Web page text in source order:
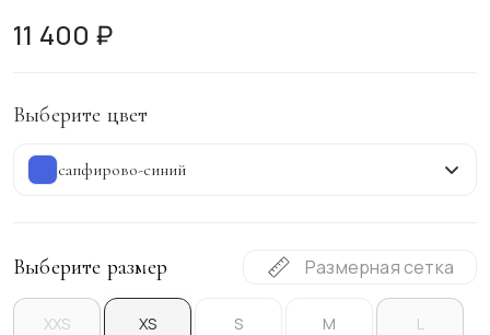
11 400 ₽
Выберите цвет
сапфирово-синий
Выберите размер Размерная сетка
XXS XS S M L